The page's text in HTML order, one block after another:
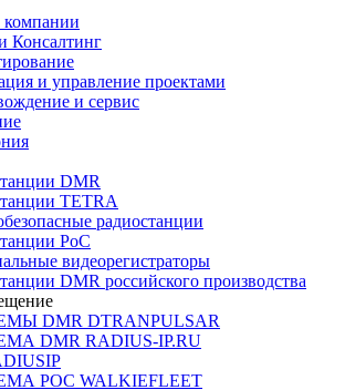
компании
Консалтинг
и управление проектами
и сервис
DMR
TETRA
радиостанции
PoC
видеорегистраторы
DMR российского производства
DMR DTRANPULSAR
DMR RADIUS-IP.RU
POC WALKIEFLEET